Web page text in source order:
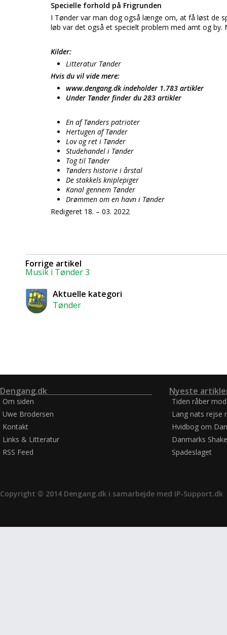
Specielle forhold på Frigrunden
I Tønder var man dog også længe om, at få løst de
løb var det også et specielt problem med amt og
Kilder:
Litteratur Tønder
Hvis du vil vide mere:
www.dengang.dk indeholder 1.783 artikler
Under Tønder finder du 283 artikler
En af Tønders patrioter
Hertugen af Tønder
Lov og ret i Tønder
Studehandel i Tønder
Tog til Tønder
Tønders historie i årstal
De stakkels kniplepiger
Kanal gennem Tønder
Drømmen om en havn i Tønder
Redigeret 18. – 03. 2022
Forrige artikel
Musik i Tønder 3
Aktuelle kategori
Tønder
Dengang.dk
Om siden
Uwe Brodersen
Kontakt
Links & Litteratur
RSS Feed
Nyeste
Tiden råber
Lang nats rejse
Hvidbog om
Danmarks
Spadeslaget
Copyright © 2014 Dengang.dk i samarbejde med IP-Support.dk